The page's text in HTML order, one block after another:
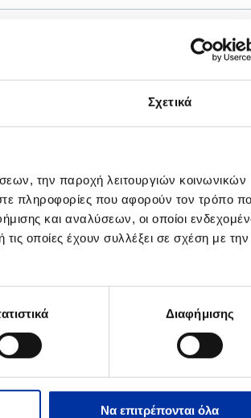
Σχετικά
την παροχή λειτουργιών κοινωνικών
πληροφορίες που αφορούν τον τρόπο
και αναλύσεων, οι οποίοι
οποίες έχουν συλλέξει σε σχέση με την
Διαφήμισης
Να επιτρέπονται όλα
με την Πυροσβεστική Υπηρεσία στις
Αποφοίτων Όμορων Δήμων για τα